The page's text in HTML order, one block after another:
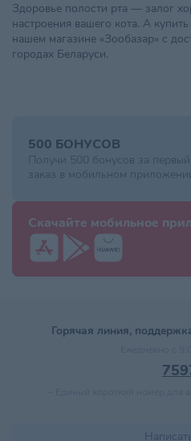
Здоровье полости рта — залог
настроения вашего кота. А
нашем магазине «Зообазар» с
городах Беларуси.
500 БОНУСОВ
Получи 500 бонусов за первый
заказ в мобильном
Скачайте мобильное
Горячая линия,